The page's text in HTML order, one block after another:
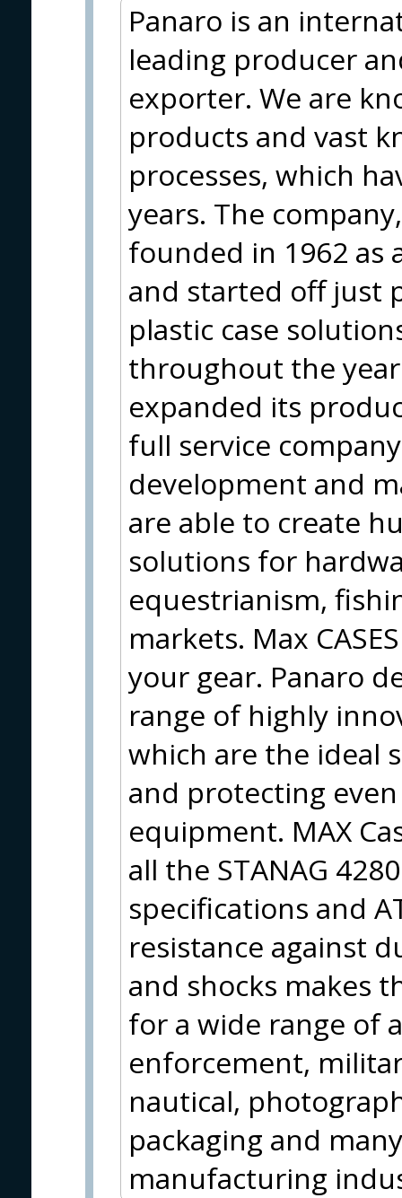
Panaro is an
leading producer
exporter. We are
products and vast
processes, which
years. The
founded in 1962 as
and started off just
plastic case
throughout the
expanded its
full service
development and
are able to create
solutions for
equestrianism,
markets. Max
your gear. Panaro
range of highly
which are the ideal
and protecting
equipment. MAX
all the STANAG
specifications and
resistance against
and shocks makes
for a wide range of
enforcement,
nautical,
packaging and
manufacturing